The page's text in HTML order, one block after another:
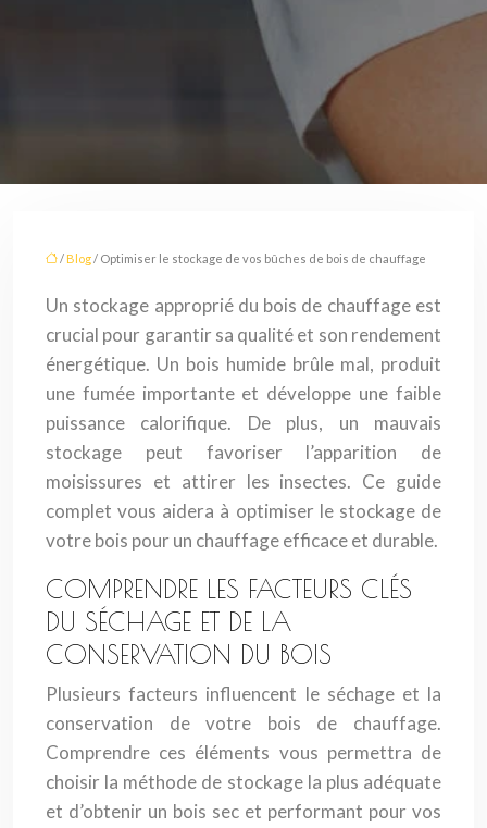
/ Blog/ Optimiser le stockage de vos bûches de bois de chauffage
Un stockage approprié du bois de chauffage est
crucial pour garantir sa qualité et son rendement
énergétique. Un bois humide brûle mal, produit
une fumée importante et développe une faible
puissance calorifique. De plus, un mauvais
stockage peut favoriser l’apparition de
moisissures et attirer les insectes. Ce guide
complet vous aidera à optimiser le stockage de
votre bois pour un chauffage efficace et durable.
COMPRENDRE LES FACTEURS CLÉS
DU SÉCHAGE ET DE LA
CONSERVATION DU BOIS
Plusieurs facteurs influencent le séchage et la
conservation de votre bois de chauffage.
Comprendre ces éléments vous permettra de
choisir la méthode de stockage la plus adéquate
et d’obtenir un bois sec et performant pour vos